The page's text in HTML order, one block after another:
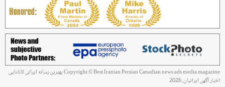
Copyright © Best Iranian Persian Canadian news ads media magazine بهترین رسانه ایرانی کانادایی
اخبار آگهی ایرانیان, 2026